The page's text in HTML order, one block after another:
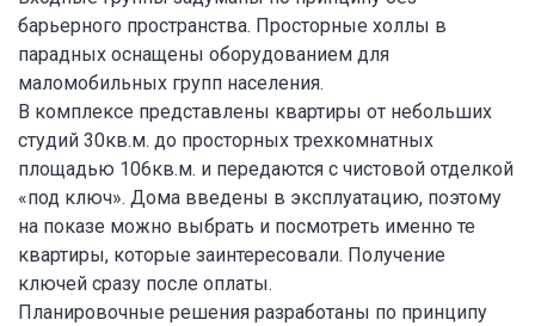
барьерного пространства. Просторные холлы в
парадных оснащены оборудованием для
маломобильных групп населения.
В комплексе представлены квартиры от небольших
студий 30кв.м. до просторных трехкомнатных
площадью 106кв.м. и передаются с чистовой отделкой
«под ключ». Дома введены в эксплуатацию, поэтому
на показе можно выбрать и посмотреть именно те
квартиры, которые заинтересовали. Получение
ключей сразу после оплаты.
Планировочные решения разработаны по принципу